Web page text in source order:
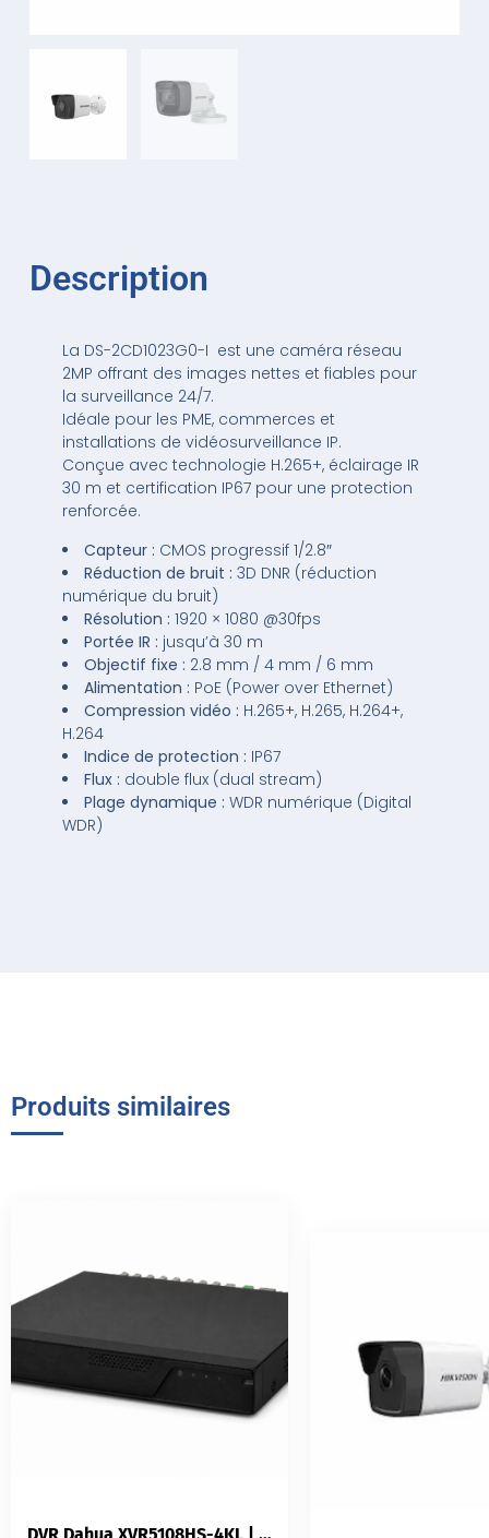
Description
La DS-2CD1023G0-I est une caméra réseau
2MP offrant des images nettes et fiables pour
la surveillance 24/7.
Idéale pour les PME, commerces et
installations de vidéosurveillance IP.
Conçue avec technologie H.265+, éclairage IR
30 m et certification IP67 pour une protection
renforcée.
Capteur : CMOS progressif 1/2.8″
Réduction de bruit : 3D DNR (réduction
numérique du bruit)
Résolution : 1920 × 1080 @30fps
Portée IR : jusqu’à 30 m
Objectif fixe : 2.8 mm / 4 mm / 6 mm
Alimentation : PoE (Power over Ethernet)
Compression vidéo : H.265+, H.265, H.264+,
H.264
Indice de protection : IP67
Flux : double flux (dual stream)
Plage dynamique : WDR numérique (Digital
WDR)
Produits similaires